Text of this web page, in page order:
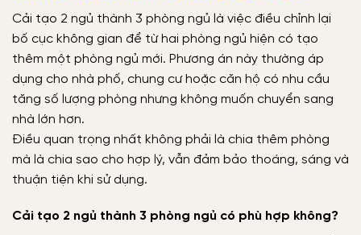
Cải tạo 2 ngủ thành 3 phòng ngủ là việc điều chỉnh lại
bố cục không gian để từ hai phòng ngủ hiện có tạo
thêm một phòng ngủ mới. Phương án này thường áp
dụng cho nhà phố, chung cư hoặc căn hộ có nhu cầu
tăng số lượng phòng nhưng không muốn chuyển sang
nhà lớn hơn.
Điều quan trọng nhất không phải là chia thêm phòng
mà là chia sao cho hợp lý, vẫn đảm bảo thoáng, sáng và
thuận tiện khi sử dụng.
Cải tạo 2 ngủ thành 3 phòng ngủ có phù hợp không?